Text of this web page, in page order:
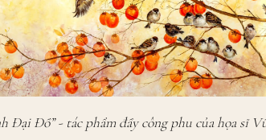
Đại Đồ” - tác phẩm đầy công phu của họa sĩ